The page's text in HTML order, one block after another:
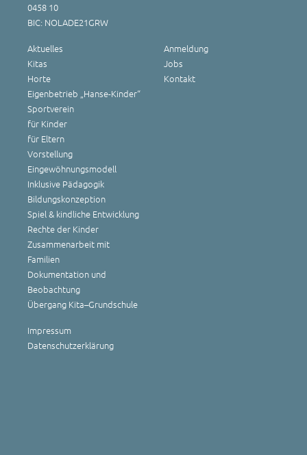
0458 10
BIC: NOLADE21GRW
Aktuelles
Kitas
Horte
Eigenbetrieb „Hanse-Kinder“
Sportverein
für Kinder
für Eltern
Vorstellung
Eingewöhnungsmodell
Inklusive Pädagogik
Bildungskonzeption
Spiel & kindliche Entwicklung
Rechte der Kinder
Zusammenarbeit mit
Familien
Dokumentation und
Beobachtung
Übergang Kita–Grundschule
Anmeldung
Jobs
Kontakt
Impressum
Datenschutzerklärung